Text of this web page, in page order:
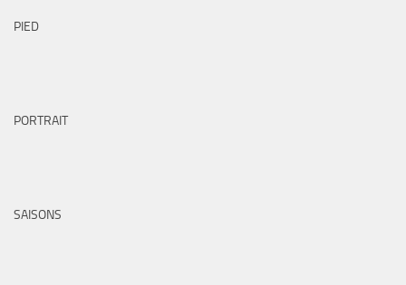
PIED
PORTRAIT
SAISONS